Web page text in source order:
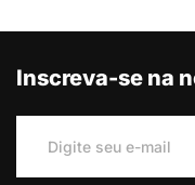
Inscreva-se na